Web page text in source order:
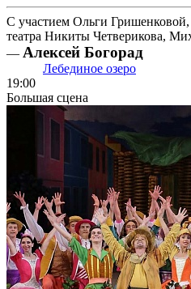
С участием Ольги
театра Никиты Четверикова,
— Алексей Богорад
Лебединое озеро
19:00
Большая сцена